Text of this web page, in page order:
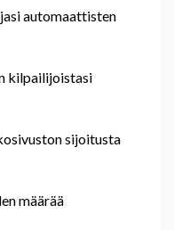
automaattisten
kilpailijoistasi
sijoitusta
määrää